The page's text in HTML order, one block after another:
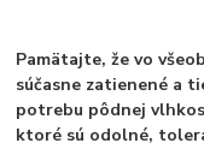
Pamätajte, že vo
súčasne zatienené a
potrebu pôdnej
ktoré sú odolné,